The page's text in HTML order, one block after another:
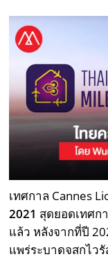
เทศกาล Cannes
2021 สุดยอดเทศก
แล้ว หลังจากที่ปี
แพร่ระบาดจสกไว